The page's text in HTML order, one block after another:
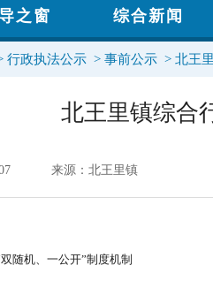
行政执法公示 > 事前公示 > 北王
北王里镇综合
来源：北王里镇
随机、一公开”制度机制